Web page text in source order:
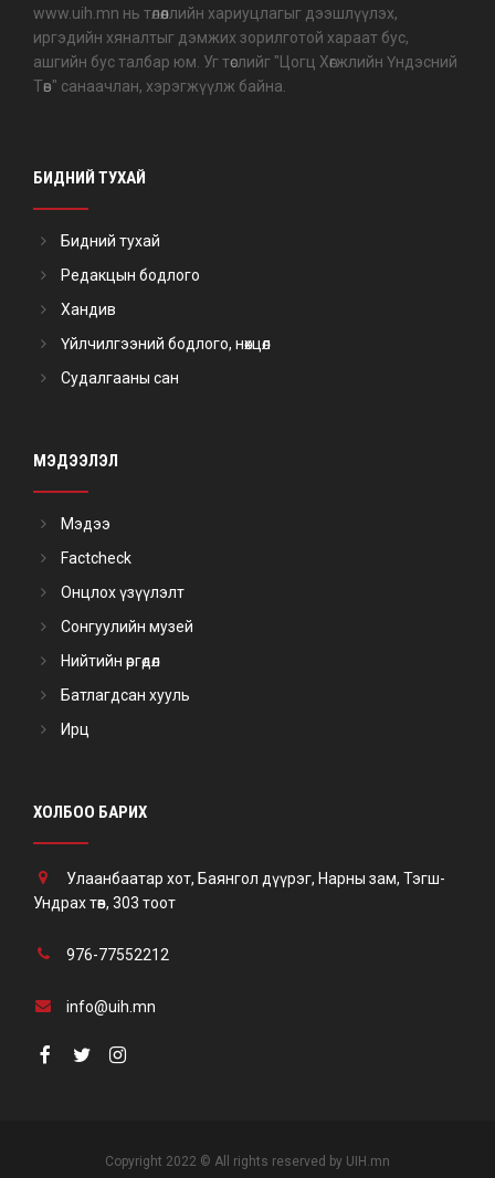
www.uih.mn нь төлөөллийн хариуцлагыг дээшлүүлэх,
иргэдийн хяналтыг дэмжих зорилготой хараат бус,
ашгийн бус талбар юм. Уг төслийг "Цогц Хөгжлийн Үндэсний
Төв" санаачлан, хэрэгжүүлж байна.
БИДНИЙ ТУХАЙ
Бидний тухай
Редакцын бодлого
Хандив
Үйлчилгээний бодлого, нөхцөл
Судалгааны сан
МЭДЭЭЛЭЛ
Мэдээ
Factcheck
Онцлох үзүүлэлт
Сонгуулийн музей
Нийтийн өргөдөл
Батлагдсан хууль
Ирц
ХОЛБОО БАРИХ
Улаанбаатар хот, Баянгол дүүрэг, Нарны зам, Тэгш-
Ундрах төв, 303 тоот
976-77552212
info@uih.mn
Copyright 2022 © All rights reserved by UIH.mn